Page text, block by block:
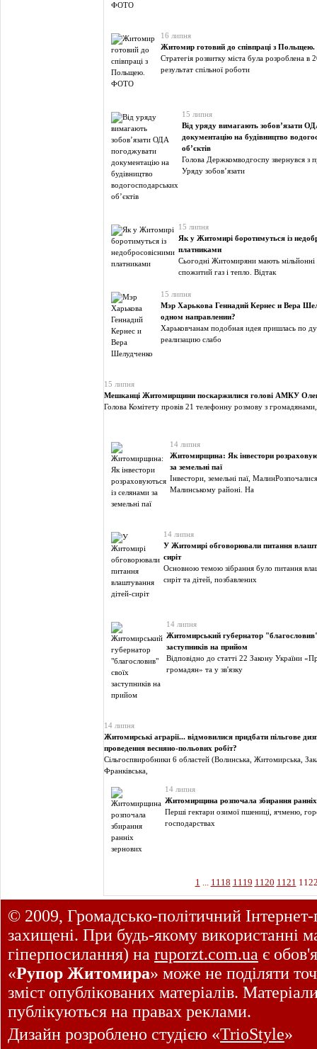
16 липня
Житомир готовий до співпраці з
Стратегія розвитку міста була розроблена в
результат спільної роботи
15 липня
Від уряду вимагають зобов’язати
документацію на будівництво
об’єктів
Голова Держкомводгоспу звернувся з
Уряду зобов’язати
15 липня
Як у Житомирі боротимуться із
платниками
Сьогодні Житомиряни мають мільйонні
спожитий газ і тепло. Відтак
15 липня
Мэр Харькова Геннадий Кернес и Вера
одном направлении?
Харьковчанам подобная идея пришлась по
реализацию слабо
15 липня
Мешканці Житомирщини поскаржилися голові АМКУ
Голова Комітету провів 21 телефонну розмову з
14 липня
Житомирщина: Як інвестори
за земельні паї
Інвестори, земельні паї,
Малинському районі. На
14 липня
У Житомирі обговорювали питання
сиріт
Основною темою зібрання було питання
сиріт та дітей, позбавлених
14 липня
Житомирський губернатор
заступників на прийом
Відповідно до статті 22 Закону України
громадян» та у зв'язку
14 липня
Житомирські аграрії... відмовилися придбати пільгове
проведення весняно-польових робіт?
Сільгоспвиробники 6 областей (Волинська, Житомирська,
Франківська,
14 липня
Житомирщина розпочала збирання ранніх
Перші гектари озимої пшениці, ячменю,
господарствах
1 ... 1118 1119 1120 1121
© 2009, Громадсько-політичний
захищені. При будь-якому використанні
гіперпосилання) на ruporzt.com.ua є
«Рупор Житомира» може не поділяти
зміст опублікованих матеріалів.
публікуються на правах реклами.
Дизайн розроблено студією «TrioStyle»